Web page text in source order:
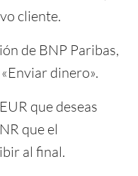
cliente.
de BNP Paribas,
dinero».
que deseas
que el
al final.